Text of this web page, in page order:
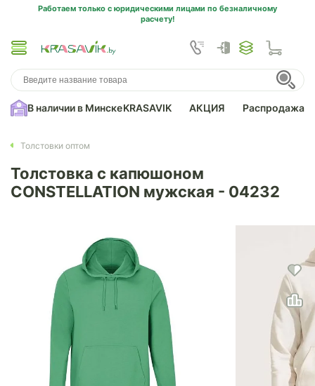
Работаем только с юридическими лицами по безналичному
расчету!
В наличии в МинскеKRASAVIK АКЦИЯ Распродажа
Толстовки оптом
Толстовка с капюшоном
CONSTELLATION мужская - 04232